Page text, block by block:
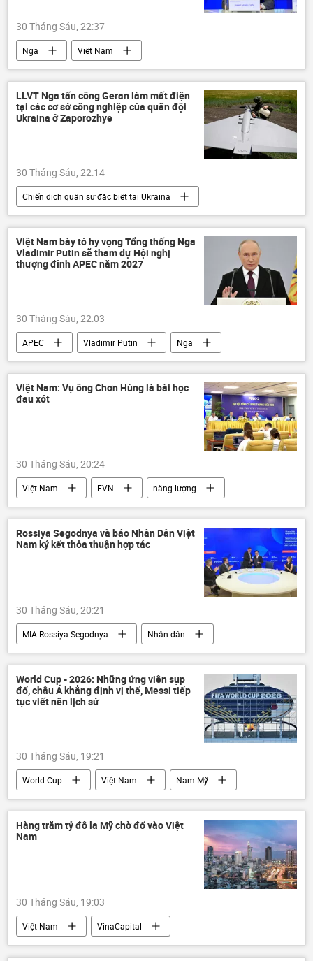
30 Tháng Sáu, 22:37
Nga
Việt Nam
nhà máy điện hạt nhân
Rosatom
lĩnh vực hạt nhân
Ninh Thuận-1
nhà máy điện hạt nhân Ninh Thuận-1
LLVT Nga tấn công Geran làm mất điện
tại các cơ sở công nghiệp của quân đội
Ukraina ở Zaporozhye
30 Tháng Sáu, 22:14
Chiến dịch quân sự đặc biệt tại Ukraina
Nga
Ukraina
Zaporozhye
Donbass
DNR
LNR
Quân đội Nga
Quân đội Ukraina
Vladimir Putin
UAV
Việt Nam bày tỏ hy vọng Tổng thống Nga
Vladimir Putin sẽ tham dự Hội nghị
thượng đỉnh APEC năm 2027
30 Tháng Sáu, 22:03
APEC Vladimir Putin
Nga
Phú Quốc
Việt Nam
Lê Minh Hưng
Tô Lâm
Kazan
Hội nghị thượng đỉnh Nga-ASEAN 2026
Việt Nam: Vụ ông Chơn Hùng là bài học
đau xót
30 Tháng Sáu, 20:24
Việt Nam EVN
năng lượng
ASEAN
Nga
Thế giới
khởi tố
Bộ Công an Việt Nam FDI
Rossiya Segodnya và báo Nhân Dân Việt
Nam ký kết thỏa thuận hợp tác
30 Tháng Sáu, 20:21
MIA Rossiya Segodnya
Nhân dân
Nga
Việt Nam
Moskva
Hợp tác Nga-Việt
Thế giới
World Cup - 2026: Những ứng viên sụp
đổ, châu Á khẳng định vị thế, Messi tiếp
tục viết nên lịch sử
30 Tháng Sáu, 19:21
World Cup Việt Nam
Nam Mỹ
châu Phi
Châu Á
Thế giới
Thể thao
Hoa Kỳ
Hà Lan
Đức
Hàng trăm tỷ đô la Mỹ chờ đổ vào Việt
Nam
30 Tháng Sáu, 19:03
Việt Nam
VinaCapital
doanh nghiệp
FDI Thế giới